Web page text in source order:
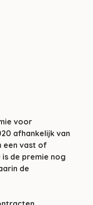
voor
afhankelijk van
een vast of
de premie nog
de